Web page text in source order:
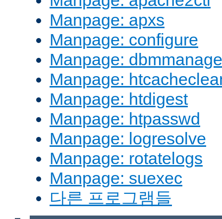
Manpage: apxs
Manpage: configure
Manpage: dbmmanage
Manpage:
Manpage: htdigest
Manpage: htpasswd
Manpage: logresolve
Manpage: rotatelogs
Manpage: suexec
다른 프로그램들